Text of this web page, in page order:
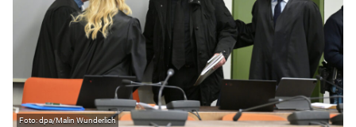
dpa/Malin Wunderlich